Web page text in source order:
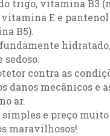
trigo, vitamina B3
E e pantenol
B5).
hidratado,
contra as
danos mecânicos e
ar.
e preço
maravilhosos!